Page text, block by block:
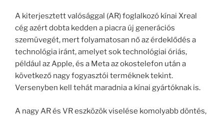
A kiterjesztett valósággal (AR) foglalkozó kínai Xreal
cég azért dobta kedden a piacra új generációs
szemüvegét, mert folyamatosan nő az érdeklődés a
technológia iránt, amelyet sok technológiai óriás,
például az Apple, és a Meta az okostelefon után a
következő nagy fogyasztói terméknek tekint.
Versenyben kell tehát maradnia a kínai gyártóknak is.
A nagy AR és VR eszközök viselése komolyabb döntés,